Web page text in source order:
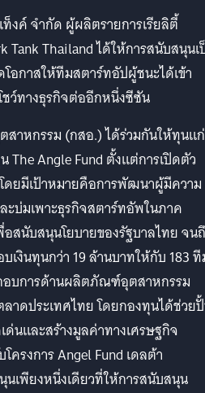
งค์ จำกัด ผู้ผลิตรายการเรียลิตี้
Tank Thailand ได้ให้การสนับสนุน
อกาสให้ทีมสตาร์ทอัปผู้ชนะได้เข้า
ชว์ทางธุรกิจต่ออีกหนึ่งซีซัน
สาหกรรม (กสอ.) ได้ร่วมกันให้ทุนแก่
Angle Fund ตั้งแต่การเปิดตัว
ดยมีเป้าหมายคือการพัฒนาผู้มีความ
ะบ่มเพาะธุรกิจสตาร์ทอัพในภาค
สนับสนุนโยบายของรัฐบาลไทย จน
เงินทุนกว่า 19 ล้านบาทให้กับ 183
อบการด้านผลิตภัณฑ์อุตสาหกรรม
าดประเทศไทย โดยกองทุนได้ช่วย
นและสร้างมูลค่าทางเศรษฐกิจ
ครงการ Angel Fund เดลต้า
นเพียงหนึ่งเดียวที่ให้การสนับสนุน